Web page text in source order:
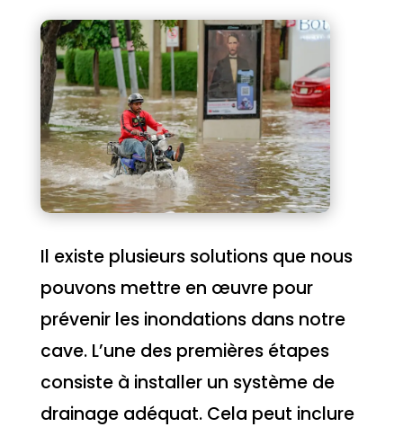
Il existe plusieurs solutions que nous
pouvons mettre en œuvre pour
prévenir les inondations dans notre
cave. L’une des premières étapes
consiste à installer un système de
drainage adéquat. Cela peut inclure